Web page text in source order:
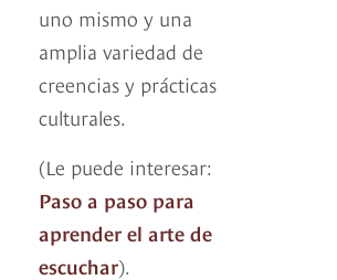
uno mismo y una
amplia variedad de
creencias y prácticas
culturales.
(Le puede interesar:
Paso a paso para
aprender el arte de
escuchar).